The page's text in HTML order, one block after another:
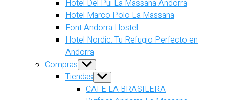
Hotel Del Pui La Massana Andorra
Hotel Marco Polo La Massana
Font Andorra Hostel
Hotel Nordic: Tu Refugio Perfecto en
Andorra
Compras Show
sub
menu
Tiendas Show
sub
menu
CAFE LA BRASILERA